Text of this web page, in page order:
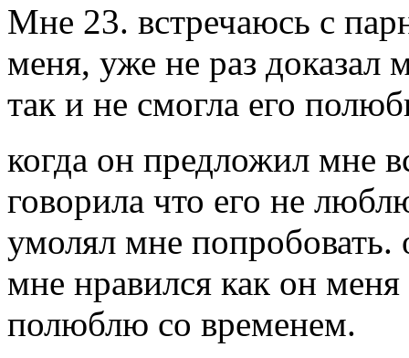
Мне 23. встречаюсь с
меня, уже не раз доказал
так и не смогла его
когда он предложил мне
говорила что его не
умолял мне
мне нравился как он
полюблю со временем.